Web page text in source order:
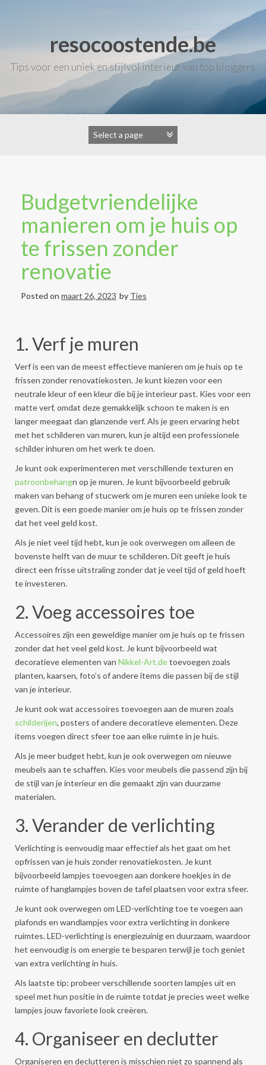
resocoostende.be
Tips voor een uniek en stijlvol interieur van top bloggers
Budgetvriendelijke
manieren om je huis op
te frissen zonder
renovatie
Posted on maart 26, 2023 by Ties
1. Verf je muren
Verf is een van de meest effectieve manieren om je huis op te
frissen zonder renovatiekosten. Je kunt kiezen voor een
neutrale kleur of een kleur die bij je interieur past. Kies voor een
matte verf, omdat deze gemakkelijk schoon te maken is en
langer meegaat dan glanzende verf. Als je geen ervaring hebt
met het schilderen van muren, kun je altijd een professionele
schilder inhuren om het werk te doen.
Je kunt ook experimenteren met verschillende texturen en
patroonbehangn op je muren. Je kunt bijvoorbeeld gebruik
maken van behang of stucwerk om je muren een unieke look te
geven. Dit is een goede manier om je huis op te frissen zonder
dat het veel geld kost.
Als je niet veel tijd hebt, kun je ook overwegen om alleen de
bovenste helft van de muur te schilderen. Dit geeft je huis
direct een frisse uitstraling zonder dat je veel tijd of geld hoeft
te investeren.
2. Voeg accessoires toe
Accessoires zijn een geweldige manier om je huis op te frissen
zonder dat het veel geld kost. Je kunt bijvoorbeeld wat
decoratieve elementen van Nikkel-Art.detoevoegen zoals
planten, kaarsen, foto’s of andere items die passen bij de stijl
van je interieur.
Je kunt ook wat accessoires toevoegen aan de muren zoals
schilderijen, posters of andere decoratieve elementen. Deze
items voegen direct sfeer toe aan elke ruimte in je huis.
Als je meer budget hebt, kun je ook overwegen om nieuwe
meubels aan te schaffen. Kies voor meubels die passend zijn bij
de stijl van je interieur en die gemaakt zijn van duurzame
materialen.
3. Verander de verlichting
Verlichting is eenvoudig maar effectief als het gaat om het
opfrissen van je huis zonder renovatiekosten. Je kunt
bijvoorbeeld lampjes toevoegen aan donkere hoekjes in de
ruimte of hanglampjes boven de tafel plaatsen voor extra sfeer.
Je kunt ook overwegen om LED-verlichting toe te voegen aan
plafonds en wandlampjes voor extra verlichting in donkere
ruimtes. LED-verlichting is energiezuinig en duurzaam, waardoor
het eenvoudig is om energie te besparen terwijl je toch geniet
van extra verlichting in huis.
Als laatste tip: probeer verschillende soorten lampjes uit en
speel met hun positie in de ruimte totdat je precies weet welke
lampjes jouw favoriete look creëren.
4. Organiseer en declutter
Organiseren en declutteren is misschien niet zo spannend als